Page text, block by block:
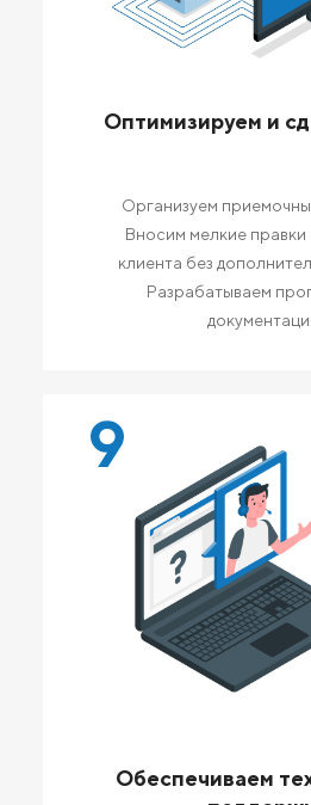
Оптимизируем и
Организуем
Вносим мелкие
клиента без
Разрабатываем
9
Обеспечиваем